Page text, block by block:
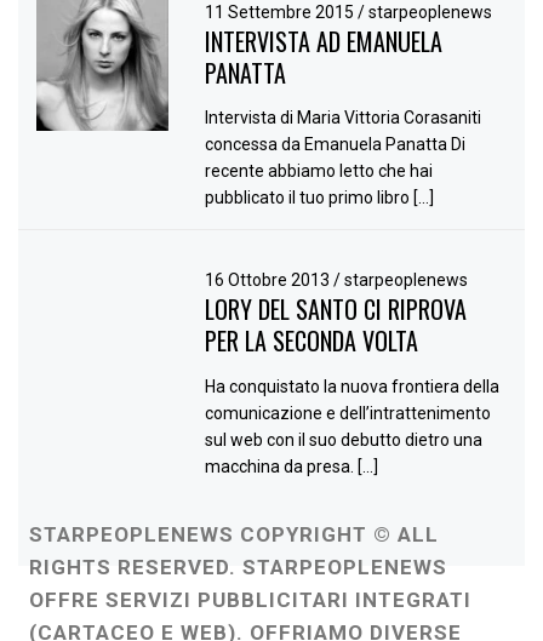
11 Settembre 2015/ starpeoplenews
INTERVISTA AD EMANUELA
PANATTA
Intervista di Maria Vittoria Corasaniti
concessa da Emanuela Panatta Di
recente abbiamo letto che hai
pubblicato il tuo primo libro […]
16 Ottobre 2013/ starpeoplenews
LORY DEL SANTO CI RIPROVA
PER LA SECONDA VOLTA
Ha conquistato la nuova frontiera della
comunicazione e dell’intrattenimento
sul web con il suo debutto dietro una
macchina da presa. […]
STARPEOPLENEWS COPYRIGHT © ALL
RIGHTS RESERVED. STARPEOPLENEWS
OFFRE SERVIZI PUBBLICITARI INTEGRATI
(CARTACEO E WEB). OFFRIAMO DIVERSE